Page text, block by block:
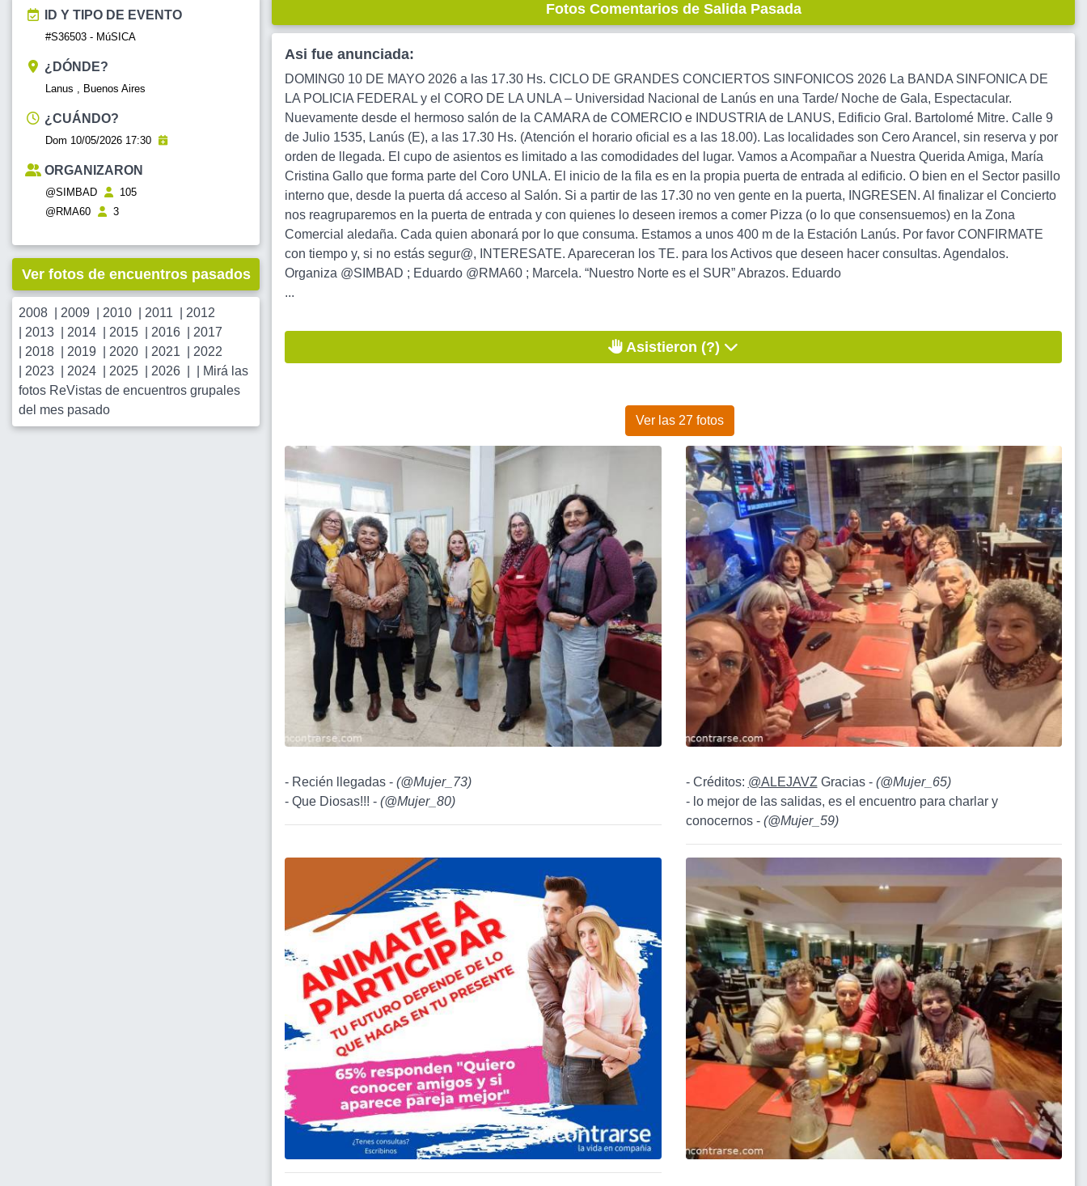
ID Y TIPO DE EVENTO
#S36503 - MúSICA
¿DÓNDE?
Lanus , Buenos Aires
¿CUÁNDO?
Dom 10/05/2026 17:30
ORGANIZARON
@SIMBAD
105
@RMA60
3
Ver fotos de encuentros pasados
2008 2009 2010 2011
2012
2013 2014 2015 2016
2017
2018 2019 2020 2021
2022
2023 2024 2025 2026
Mirá las
fotos ReVistas de encuentros grupales
del mes pasado
Fotos Comentarios de Salida Pasada
Asi fue anunciada:
DOMING0 10 DE MAYO 2026 a las 17.30 Hs. CICLO DE GRANDES CONCIERTOS SINFONICOS 2026 La BANDA SINFONICA DE
LA POLICIA FEDERAL y el CORO DE LA UNLA – Universidad Nacional de Lanús en una Tarde/ Noche de Gala, Espectacular.
Nuevamente desde el hermoso salón de la CAMARA de COMERCIO e INDUSTRIA de LANUS, Edificio Gral. Bartolomé Mitre. Calle 9
de Julio 1535, Lanús (E), a las 17.30 Hs. (Atención el horario oficial es a las 18.00). Las localidades son Cero Arancel, sin reserva y por
orden de llegada. El cupo de asientos es limitado a las comodidades del lugar. Vamos a Acompañar a Nuestra Querida Amiga, María
Cristina Gallo que forma parte del Coro UNLA. El inicio de la fila es en la propia puerta de entrada al edificio. O bien en el Sector pasillo
interno que, desde la puerta dá acceso al Salón. Si a partir de las 17.30 no ven gente en la puerta, INGRESEN. Al finalizar el Concierto
nos reagruparemos en la puerta de entrada y con quienes lo deseen iremos a comer Pizza (o lo que consensuemos) en la Zona
Comercial aledaña. Cada quien abonará por lo que consuma. Estamos a unos 400 m de la Estación Lanús. Por favor CONFIRMATE
con tiempo y, si no estás segur@, INTERESATE. Apareceran los TE. para los Activos que deseen hacer consultas. Agendalos.
Organiza @SIMBAD ; Eduardo @RMA60 ; Marcela. “Nuestro Norte es el SUR” Abrazos. Eduardo
...
Asistieron (?)
Ver las 27 fotos
- Recién llegadas - (@Mujer_73)
- Que Diosas!!! - (@Mujer_80)
- Créditos: @ALEJAVZGracias - (@Mujer_65)
- lo mejor de las salidas, es el encuentro para charlar y
conocernos - (@Mujer_59)